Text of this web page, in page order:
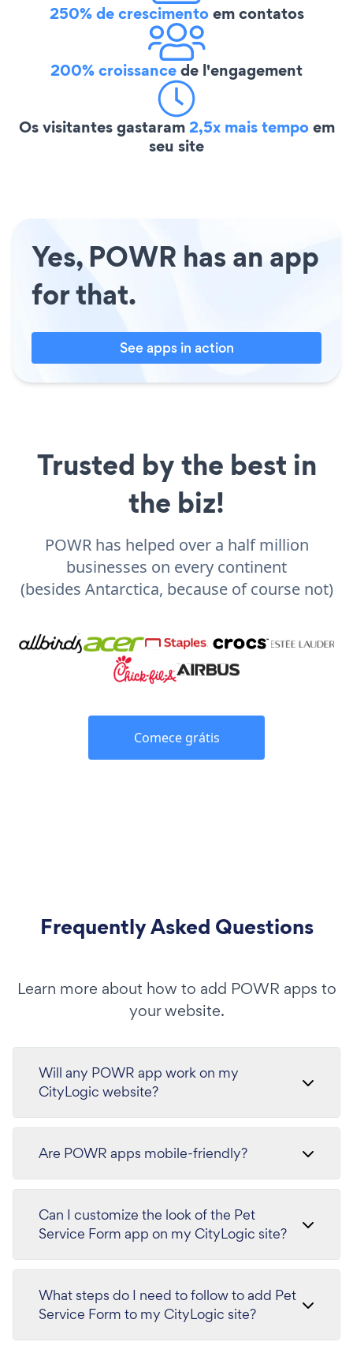
250% de crescimentoem contatos
200% croissancede l'engagement
Os visitantes gastaram2,5x mais tempoem
seu site
Yes, POWR has an app
for that.
See apps in action
Trusted by the best in
the biz!
POWR has helped over a half million
businesses on every continent
(besides Antarctica, because of course not)
Comece grátis
Frequently Asked Questions
Learn more about how to add POWR apps to
your website.
Will any POWR app work on my
CityLogic website?
Are POWR apps mobile-friendly?
Can I customize the look of the Pet
Service Form app on my CityLogic site?
What steps do I need to follow to add Pet
Service Form to my CityLogic site?